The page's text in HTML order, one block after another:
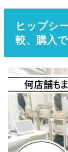
ヒップシ
較、購入